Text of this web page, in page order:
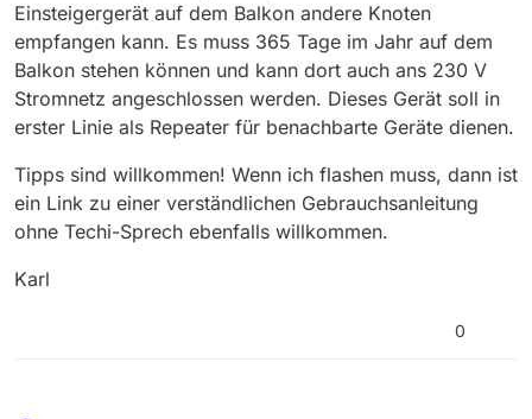
Einsteigergerät auf dem Balkon andere Knoten
empfangen kann. Es muss 365 Tage im Jahr auf dem
Balkon stehen können und kann dort auch ans 230 V
Stromnetz angeschlossen werden. Dieses Gerät soll in
erster Linie als Repeater für benachbarte Geräte dienen.
Tipps sind willkommen! Wenn ich flashen muss, dann ist
ein Link zu einer verständlichen Gebrauchsanleitung
ohne Techi-Sprech ebenfalls willkommen.
Karl
0